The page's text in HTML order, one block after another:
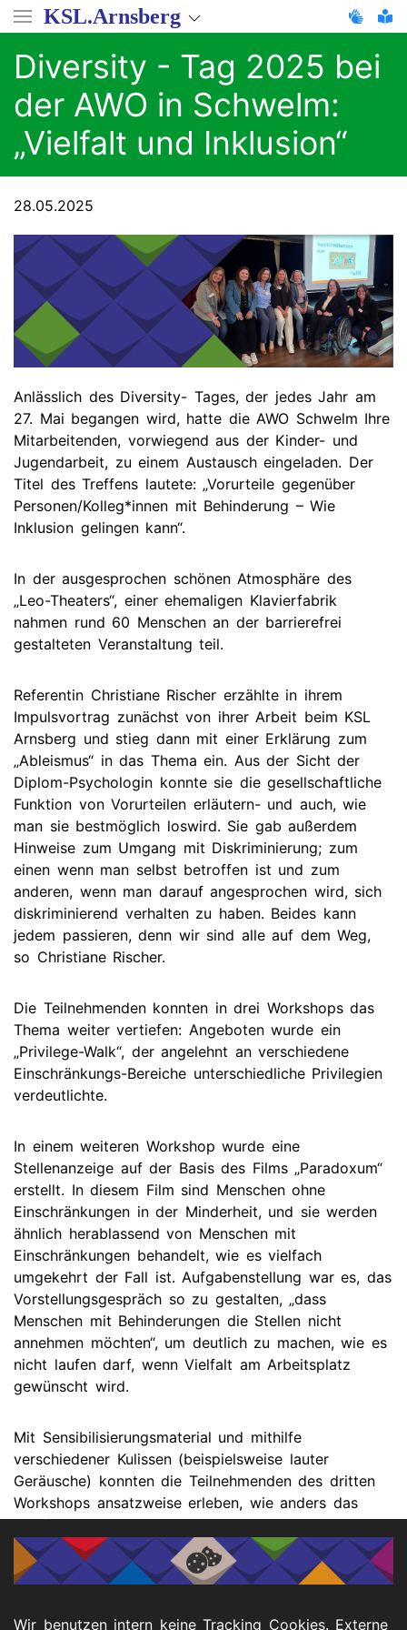
Direkt
zum
Inhalt
KSL.Arnsberg
Diversity - Tag 2025 bei
der AWO in Schwelm:
„Vielfalt und Inklusion“
28.05.2025
Anlässlich des Diversity- Tages, der jedes Jahr am
27. Mai begangen wird, hatte die AWO Schwelm Ihre
Mitarbeitenden, vorwiegend aus der Kinder- und
Jugendarbeit, zu einem Austausch eingeladen. Der
Titel des Treffens lautete: „Vorurteile gegenüber
Personen/Kolleg*innen mit Behinderung – Wie
Inklusion gelingen kann“.
In der ausgesprochen schönen Atmosphäre des
„Leo-Theaters“, einer ehemaligen Klavierfabrik
nahmen rund 60 Menschen an der barrierefrei
gestalteten Veranstaltung teil.
Referentin Christiane Rischer erzählte in ihrem
Impulsvortrag zunächst von ihrer Arbeit beim KSL
Arnsberg und stieg dann mit einer Erklärung zum
„Ableismus“ in das Thema ein. Aus der Sicht der
Diplom-Psychologin konnte sie die gesellschaftliche
Funktion von Vorurteilen erläutern- und auch, wie
man sie bestmöglich loswird. Sie gab außerdem
Hinweise zum Umgang mit Diskriminierung; zum
einen wenn man selbst betroffen ist und zum
anderen, wenn man darauf angesprochen wird, sich
diskriminierend verhalten zu haben. Beides kann
jedem passieren, denn wir sind alle auf dem Weg,
so Christiane Rischer.
Die Teilnehmenden konnten in drei Workshops das
Thema weiter vertiefen: Angeboten wurde ein
„Privilege-Walk“, der angelehnt an verschiedene
Einschränkungs-Bereiche unterschiedliche Privilegien
verdeutlichte.
In einem weiteren Workshop wurde eine
Stellenanzeige auf der Basis des Films „Paradoxum“
erstellt. In diesem Film sind Menschen ohne
Einschränkungen in der Minderheit, und sie werden
ähnlich herablassend von Menschen mit
Einschränkungen behandelt, wie es vielfach
umgekehrt der Fall ist. Aufgabenstellung war es, das
Vorstellungsgespräch so zu gestalten, „dass
Menschen mit Behinderungen die Stellen nicht
annehmen möchten“, um deutlich zu machen, wie es
nicht laufen darf, wenn Vielfalt am Arbeitsplatz
gewünscht wird.
Mit Sensibilisierungsmaterial und mithilfe
verschiedener Kulissen (beispielsweise lauter
Geräusche) konnten die Teilnehmenden des dritten
Workshops ansatzweise erleben, wie anders das
Empfinden von Menschen mit Behinderung sein
kann, vor allem bei Neurodivergenz.
von der Charta der Vielfalt e.V. als bundesweiter
Wir benutzen intern keine Tracking Cookies. Externe